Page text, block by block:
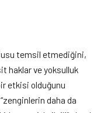
temsil etmediğini,
haklar ve yoksulluk
etkisi olduğunu
daha da